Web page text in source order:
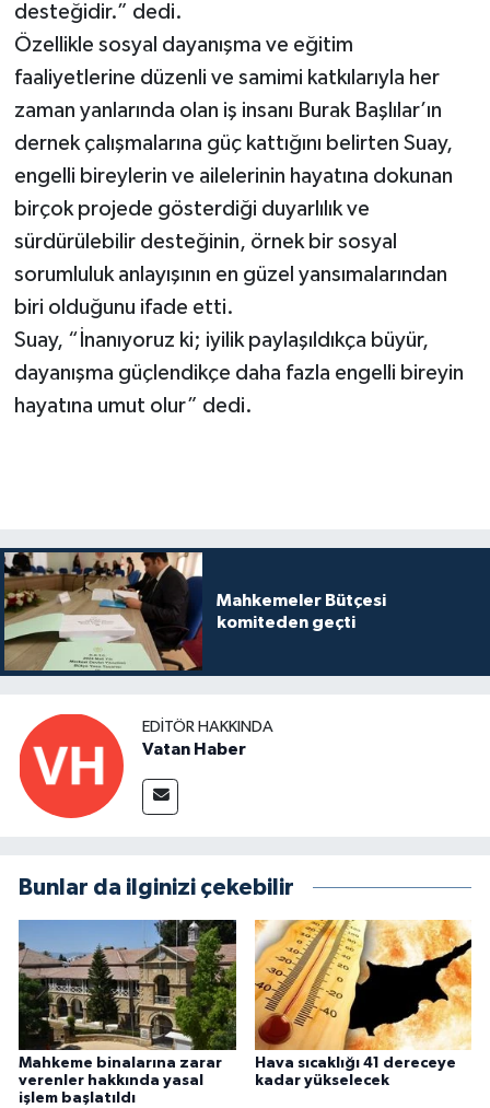
desteğidir.” dedi.
Özellikle sosyal dayanışma ve eğitim
faaliyetlerine düzenli ve samimi katkılarıyla her
zaman yanlarında olan iş insanı Burak Başlılar’ın
dernek çalışmalarına güç kattığını belirten Suay,
engelli bireylerin ve ailelerinin hayatına dokunan
birçok projede gösterdiği duyarlılık ve
sürdürülebilir desteğinin, örnek bir sosyal
sorumluluk anlayışının en güzel yansımalarından
biri olduğunu ifade etti.
Suay, “İnanıyoruz ki; iyilik paylaşıldıkça büyür,
dayanışma güçlendikçe daha fazla engelli bireyin
hayatına umut olur” dedi.
Mahkemeler Bütçesi
komiteden geçti
EDITÖR HAKKINDA
Vatan Haber
Bunlar da ilginizi çekebilir
Mahkeme binalarına zarar
verenler hakkında yasal
işlem başlatıldı
Hava sıcaklığı 41 dereceye
kadar yükselecek